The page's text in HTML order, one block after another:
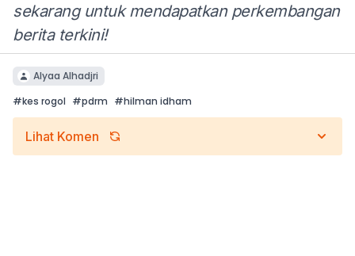
sekarang untuk mendapatkan perkembangan
berita terkini!
Alyaa Alhadjri
#kes rogol #pdrm #hilman idham
Lihat Komen